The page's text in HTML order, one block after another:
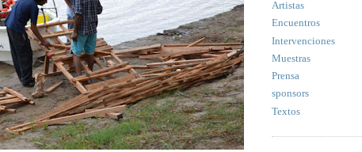
Artistas
Encuentros
Intervenciones
Muestras
Prensa
sponsors
Textos